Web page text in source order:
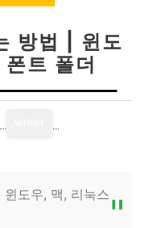
방법 | 윈도
트 폴더
도우, 맥, 리눅스